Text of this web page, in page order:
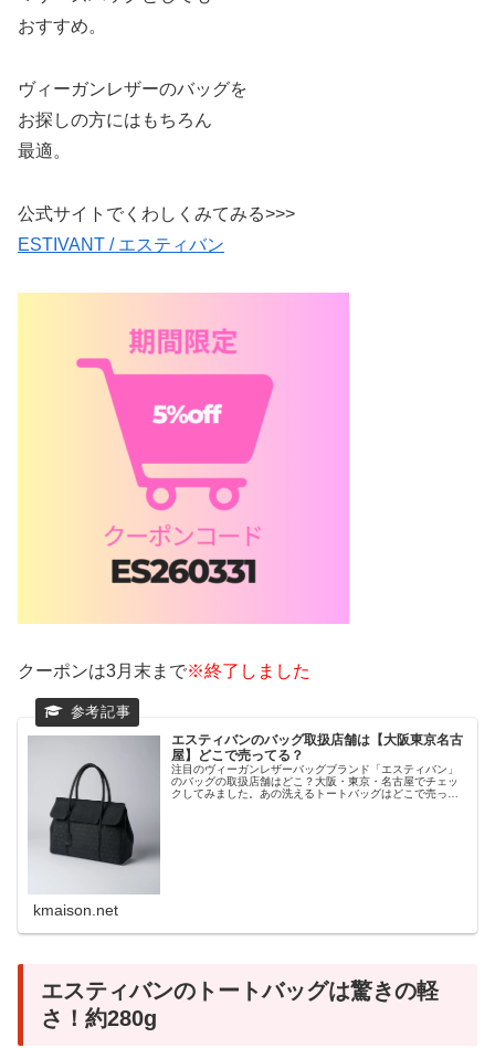
おすすめ。
ヴィーガンレザーのバッグを
お探しの方にはもちろん
最適。
公式サイトでくわしくみてみる>>>
ESTIVANT / エスティバン
クーポンは3月末まで※終了しました
エスティバンのバッグ取扱店舗は【大阪東京名古
屋】どこで売ってる？
注目のヴィーガンレザーバッグブランド「エスティバン」
のバッグの取扱店舗はどこ？大阪・東京・名古屋でチェッ
クしてみました。あの洗えるトートバッグはどこで売って
kmaison.net
エスティバンのトートバッグは驚きの軽
さ！約280g